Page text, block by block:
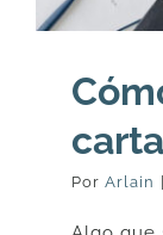
Carrito
Por Arlain